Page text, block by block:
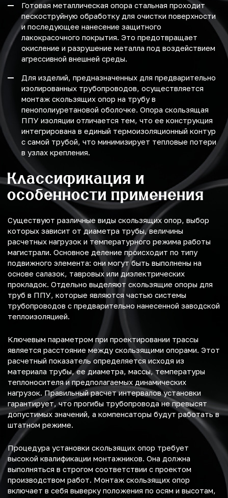
Готовая металлическая опора стальная проходит
пескоструйную обработку для очистки поверхности
и последующее нанесение защитного
лакокрасочного покрытия. Это предотвращает
окисление и разрушение металла под воздействием
агрессивной внешней среды.
Для изделий, предназначенных для предварительно
изолированных трубопроводов, осуществляется
монтаж скользящих опор на трубу в
пенополиуретановой оболочке. Опора скользящая
ППУ изоляции отличается тем, что ее конструкция
интегрирована в единый термоизоляционный контур
с самой трубой, что минимизирует тепловые потери
в узлах крепления.
Классификация и
особенности применения
Существуют различные виды скользящих опор, выбор
которых зависит от диаметра трубы, величины
расчетных нагрузок и температурного режима работы
магистрали. Основное деление происходит по типу
подвижного элемента: они могут быть выполнены на
основе салазок, тавровых или диэлектрических
прокладок. Отдельно выделяют скользящие опоры для
труб в ППУ, которые являются частью системы
трубопроводов с предварительно нанесенной заводской
теплоизоляцией.
Ключевым параметром при проектировании трассы
является расстояние между скользящими опорами. Этот
расчетный показатель определяется исходя из
материала трубы, ее диаметра, массы, температуры
теплоносителя и предполагаемых динамических
нагрузок. Правильный расчет интервалов установки
гарантирует, что прогибы трубопровода не превысят
допустимых значений, а компенсаторы будут работать в
штатном режиме.
Процедура установки скользящих опор требует
высокой квалификации монтажников. Она должна
выполняться в строгом соответствии с проектом
производством работ. Монтаж скользящих опор
включает в себя выверку положения по осям и высотам,